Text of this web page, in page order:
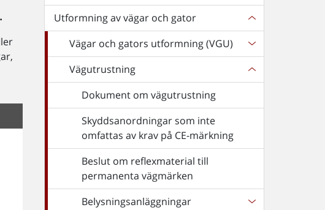
Utformning av vägar och gator
Vägar och gators utformning (VGU)
Vägutrustning
Dokument om vägutrustning
Skyddsanordningar som inte
omfattas av krav på CE-märkning
Beslut om reflexmaterial till
permanenta vägmärken
Belysningsanläggningar